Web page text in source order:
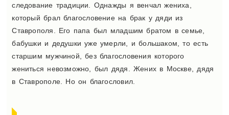
следование традиции. Однажды я венчал жениха,
который брал благословение на брак у дяди из
Ставрополя. Его папа был младшим братом в семье,
бабушки и дедушки уже умерли, и большаком, то есть
старшим мужчиной, без благословения которого
жениться невозможно, был дядя. Жених в Москве, дядя
в Ставрополе. Но он благословил.